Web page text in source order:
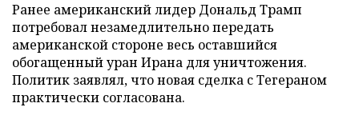
Ранее американский лидер Дональд Трамп
потребовал незамедлительно передать
американской стороне весь оставшийся
обогащенный уран Ирана для уничтожения.
Политик заявлял, что новая сделка с Тегераном
практически согласована.